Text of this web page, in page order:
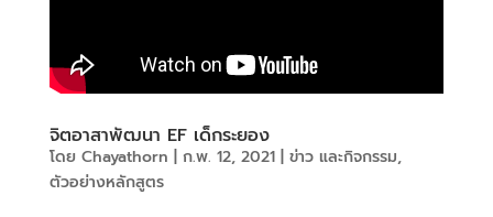
จิตอาสาพัฒนา EF เด็กระยอง
โดย Chayathorn | ก.พ. 12, 2021| ข่าว และกิจกรรม,
ตัวอย่างหลักสูตร